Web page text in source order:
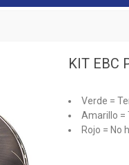
KIT EBC
Verde =
Amarillo =
Rojo = No